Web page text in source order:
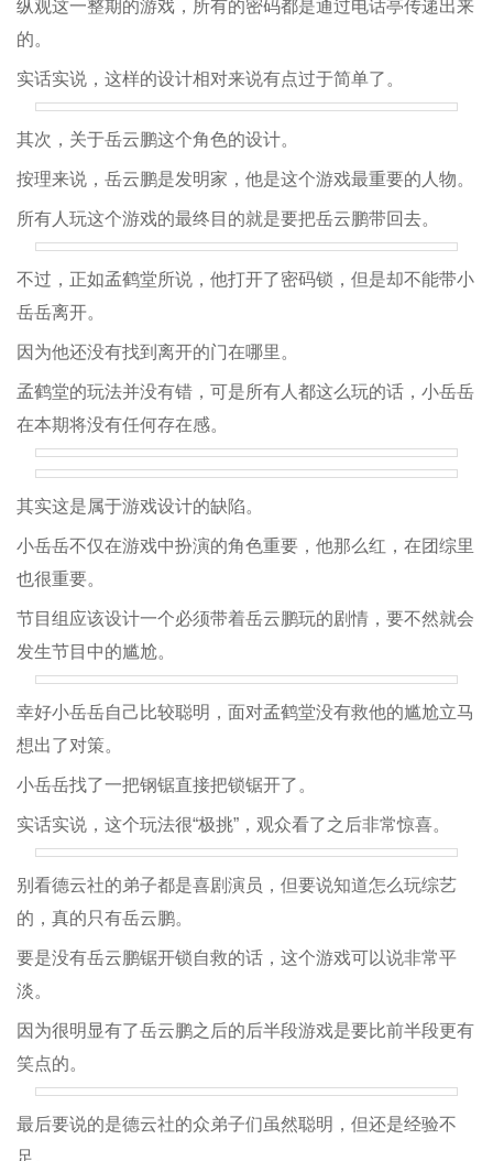
纵观这一整期的游戏，所有的密码都是通过电话亭传递出来
的。
实话实说，这样的设计相对来说有点过于简单了。
其次，关于岳云鹏这个角色的设计。
按理来说，岳云鹏是发明家，他是这个游戏最重要的人物。
所有人玩这个游戏的最终目的就是要把岳云鹏带回去。
不过，正如孟鹤堂所说，他打开了密码锁，但是却不能带小
岳岳离开。
因为他还没有找到离开的门在哪里。
孟鹤堂的玩法并没有错，可是所有人都这么玩的话，小岳岳
在本期将没有任何存在感。
其实这是属于游戏设计的缺陷。
小岳岳不仅在游戏中扮演的角色重要，他那么红，在团综里
也很重要。
节目组应该设计一个必须带着岳云鹏玩的剧情，要不然就会
发生节目中的尴尬。
幸好小岳岳自己比较聪明，面对孟鹤堂没有救他的尴尬立马
想出了对策。
小岳岳找了一把钢锯直接把锁锯开了。
实话实说，这个玩法很“极挑”，观众看了之后非常惊喜。
别看德云社的弟子都是喜剧演员，但要说知道怎么玩综艺
的，真的只有岳云鹏。
要是没有岳云鹏锯开锁自救的话，这个游戏可以说非常平
淡。
因为很明显有了岳云鹏之后的后半段游戏是要比前半段更有
笑点的。
最后要说的是德云社的众弟子们虽然聪明，但还是经验不
足。